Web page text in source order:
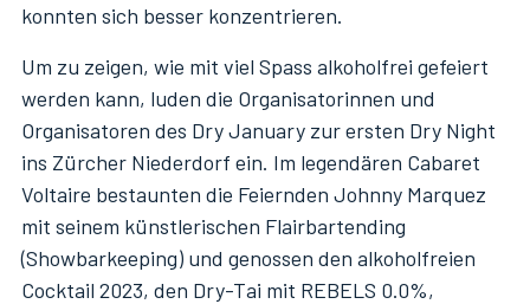
konnten sich besser konzentrieren.
Um zu zeigen, wie mit viel Spass alkoholfrei gefeiert
werden kann, luden die Organisatorinnen und
Organisatoren des Dry January zur ersten Dry Night
ins Zürcher Niederdorf ein. Im legendären Cabaret
Voltaire bestaunten die Feiernden Johnny Marquez
mit seinem künstlerischen Flairbartending
(Showbarkeeping) und genossen den alkoholfreien
Cocktail 2023, den Dry-Tai mit REBELS 0.0%,